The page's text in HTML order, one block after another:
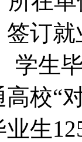
订
学生
校“
生